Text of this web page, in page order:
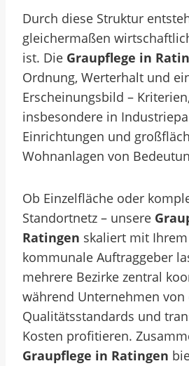
Durch diese Struktur
gleichermaßen
ist. Die Graupflege in
Ordnung, Werterhalt und
Erscheinungsbild –
insbesondere in
Einrichtungen und
Wohnanlagen von
Ob Einzelfläche oder
Standortnetz – unsere
Ratingen skaliert mit
kommunale Auftraggeber
mehrere Bezirke zentral
während Unternehmen
Qualitätsstandards und
Kosten profitieren.
Graupflege in Ratingen